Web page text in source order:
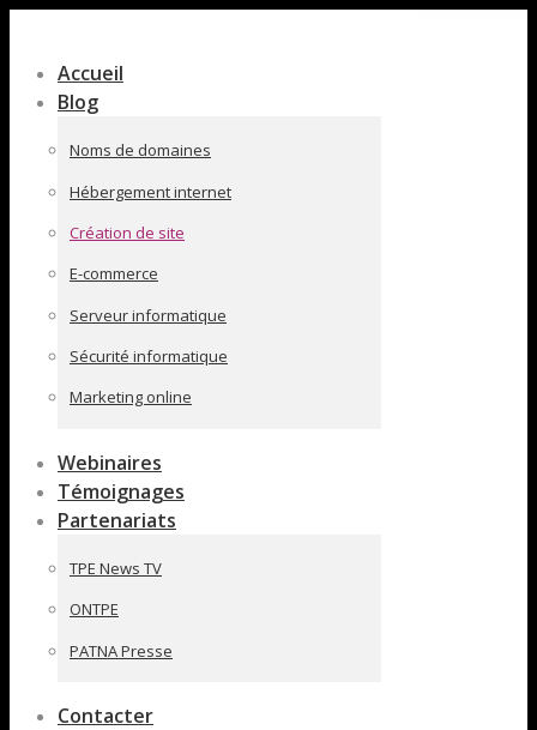
pleine
largeur
Accueil
Blog
Noms de domaines
Hébergement internet
Création de site
E-commerce
Serveur informatique
Sécurité informatique
Marketing online
Webinaires
Témoignages
Partenariats
TPE News TV
ONTPE
PATNA Presse
Contacter